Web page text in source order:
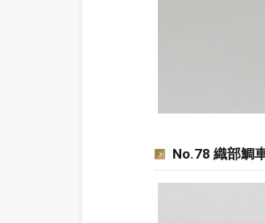
No.78 織部鯛